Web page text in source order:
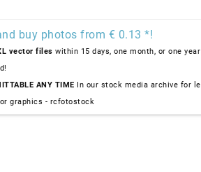
buy photos from € 0.13 *!
vector files within 15 days, one month, or one
ANY TIME In our stock media archive for
graphics - rcfotostock